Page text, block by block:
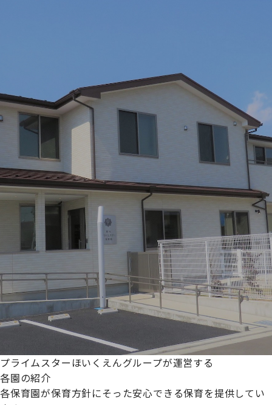
プライムスターほいくえんグループが運営する
各園の紹介
各保育園が保育方針にそった安心できる保育を提供してい